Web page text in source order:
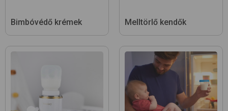
Bimbóvédő krémek Melltörlő kendők